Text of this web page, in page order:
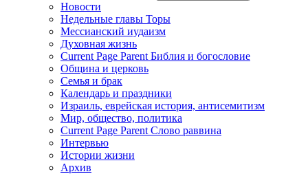
Новости
Недельные главы Торы
Мессианский иудаизм
Духовная жизнь
Current Page Parent Библия и богословие
Община и церковь
Семья и брак
Календарь и праздники
Израиль, еврейская история, антисемитизм
Мир, общество, политика
Current Page Parent Слово раввина
Интервью
Истории жизни
Архив